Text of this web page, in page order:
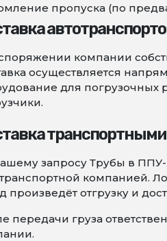
пропуска (по
компании
осуществляется
для погрузочных
запросу Трубы в
компанией.
произведёт отгрузку и
передачи груза